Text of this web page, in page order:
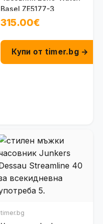
Basel ZE5177-3
315.00€
Купи от timer.bg →
timer.bg